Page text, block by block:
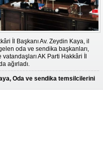
İl Başkanı Av. Zeydin Kaya, il
oda ve sendika başkanları,
AK Parti Hakkâri İl
ağırladı.
Oda ve sendika temsilcilerini